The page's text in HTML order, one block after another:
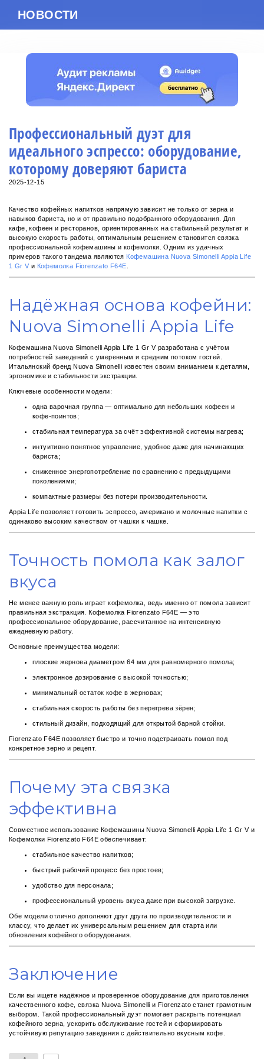
НОВОСТИ
TRAP_HALL@MAIL.RU
ПОИСК
Профессиональный дуэт для
идеального эспрессо: оборудование,
которому доверяют бариста
2025-12-15
Качество кофейных напитков напрямую зависит не только от зерна и
навыков бариста, но и от правильно подобранного оборудования. Для
кафе, кофеен и ресторанов, ориентированных на стабильный результат и
высокую скорость работы, оптимальным решением становится связка
профессиональной кофемашины и кофемолки. Одним из удачных
примеров такого тандема являются Кофемашина Nuova Simonelli Appia Life
1 Gr V и Кофемолка Fiorenzato F64E
Надёжная основа кофейни:
Nuova Simonelli Appia Life
Кофемашина Nuova Simonelli Appia Life 1 Gr V разработана с учётом
потребностей заведений с умеренным и средним потоком гостей.
Итальянский бренд Nuova Simonelli известен своим вниманием к деталям,
эргономике и стабильности экстракции.
Ключевые особенности модели:
одна варочная группа — оптимально для небольших кофеен и
кофе-поинтов;
стабильная температура за счёт эффективной системы нагрева;
интуитивно понятное управление, удобное даже для начинающих
бариста;
сниженное энергопотребление по сравнению с предыдущими
поколениями;
компактные размеры без потери производительности.
Appia Life позволяет готовить эспрессо, американо и молочные напитки с
одинаково высоким качеством от чашки к чашке.
Точность помола как залог
вкуса
Не менее важную роль играет кофемолка, ведь именно от помола зависит
правильная экстракция. Кофемолка Fiorenzato F64E — это
профессиональное оборудование, рассчитанное на интенсивную
ежедневную работу.
Основные преимущества модели:
плоские жернова диаметром 64 мм для равномерного помола;
электронное дозирование с высокой точностью;
минимальный остаток кофе в жерновах;
стабильная скорость работы без перегрева зёрен;
стильный дизайн, подходящий для открытой барной стойки.
Fiorenzato F64E позволяет быстро и точно подстраивать помол под
конкретное зерно и рецепт.
Почему эта связка
эффективна
Совместное использование Кофемашины Nuova Simonelli Appia Life 1 Gr V и
Кофемолки Fiorenzato F64E обеспечивает:
стабильное качество напитков;
быстрый рабочий процесс без простоев;
удобство для персонала;
профессиональный уровень вкуса даже при высокой загрузке.
Обе модели отлично дополняют друг друга по производительности и
классу, что делает их универсальным решением для старта или
обновления кофейного оборудования.
Заключение
Если вы ищете надёжное и проверенное оборудование для приготовления
качественного кофе, связка Nuova Simonelli и Fiorenzato станет грамотным
выбором. Такой профессиональный дуэт помогает раскрыть потенциал
кофейного зерна, ускорить обслуживание гостей и сформировать
устойчивую репутацию заведения с действительно вкусным кофе.